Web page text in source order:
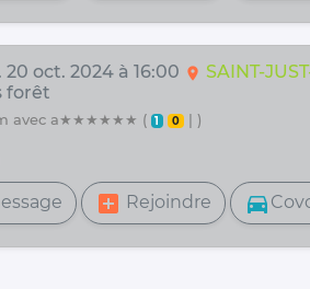
20 oct. 2024 à 16:00 location_on SAINT-
forêt
avec a★★★★★★ ( 1 0 | )
add_box Rejoindre directions_car